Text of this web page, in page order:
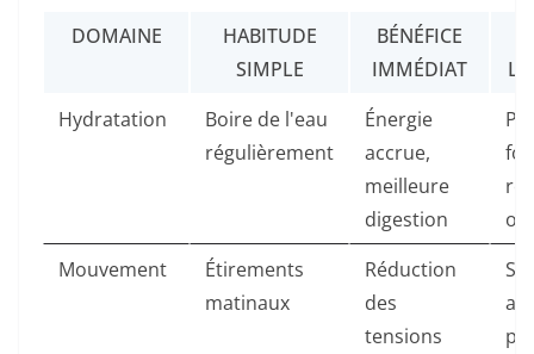
DOMAINE
HABITUDE
SIMPLE
BÉNÉFICE
IMMÉDIAT
Hydratation
Boire de l'eau
régulièrement
Énergie
accrue,
meilleure
digestion
Mouvement
Étirements
matinaux
Réduction
des
tensions